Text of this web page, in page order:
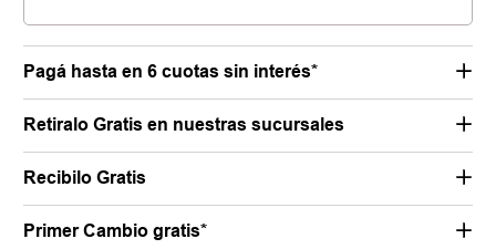
Pagá hasta en 6 cuotas sin interés*
Retiralo Gratis en nuestras sucursales
Recibilo Gratis
Primer Cambio gratis*